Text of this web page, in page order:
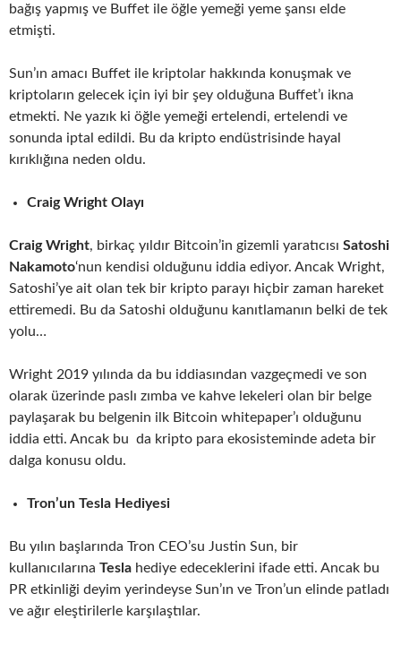
bağış yapmış ve Buffet ile öğle yemeği yeme şansı elde
etmişti.
Sun’ın amacı Buffet ile kriptolar hakkında konuşmak ve
kriptoların gelecek için iyi bir şey olduğuna Buffet’ı ikna
etmekti. Ne yazık ki öğle yemeği ertelendi, ertelendi ve
sonunda iptal edildi. Bu da kripto endüstrisinde hayal
kırıklığına neden oldu.
Craig Wright Olayı
Craig Wright, birkaç yıldır Bitcoin’in gizemli yaratıcısı Satoshi
Nakamoto‘nun kendisi olduğunu iddia ediyor. Ancak Wright,
Satoshi’ye ait olan tek bir kripto parayı hiçbir zaman hareket
ettiremedi. Bu da Satoshi olduğunu kanıtlamanın belki de tek
yolu…
Wright 2019 yılında da bu iddiasından vazgeçmedi ve son
olarak üzerinde paslı zımba ve kahve lekeleri olan bir belge
paylaşarak bu belgenin ilk Bitcoin whitepaper’ı olduğunu
iddia etti. Ancak bu da kripto para ekosisteminde adeta bir
dalga konusu oldu.
Tron’un Tesla Hediyesi
Bu yılın başlarında Tron CEO’su Justin Sun, bir
kullanıcılarına Tesla hediye edeceklerini ifade etti. Ancak bu
PR etkinliği deyim yerindeyse Sun’ın ve Tron’un elinde patladı
ve ağır eleştirilerle karşılaştılar.